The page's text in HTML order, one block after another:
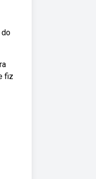
do
fiz